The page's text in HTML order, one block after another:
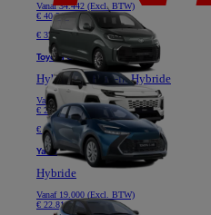
Vanaf34.442 (Excl. BTW)
€ 40.517
€ 379 /maand (Excl. BTW) *
Toyota C-HR
Hybride of Plug-in Hybride
Vanaf
24.777 (Excl. BTW)
€ 29.736
€ 349 /maand (Excl. BTW) *
Yaris
Hybride
Vanaf 19.000 (Excl. BTW)
€ 22.810